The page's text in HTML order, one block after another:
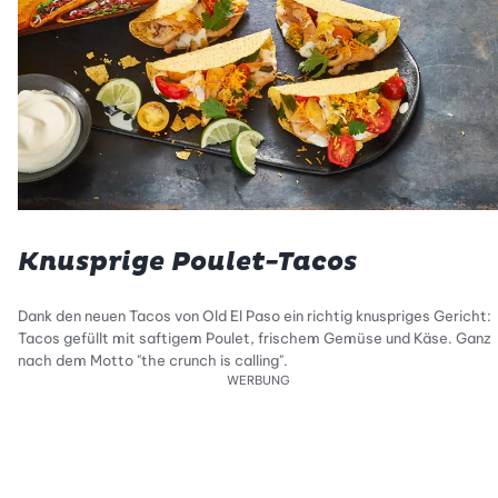
Knusprige Poulet-Tacos
Dank den neuen Tacos von Old El Paso ein richtig knuspriges Gericht:
Tacos gefüllt mit saftigem Poulet, frischem Gemüse und Käse. Ganz
nach dem Motto "the crunch is calling".
WERBUNG